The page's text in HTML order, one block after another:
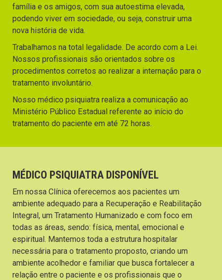
família e os amigos, com sua autoestima elevada,
podendo viver em sociedade, ou seja, construir uma
nova história de vida.
Trabalhamos na total legalidade. De acordo com a Lei.
Nossos profissionais são orientados sobre os
procedimentos corretos ao realizar a internação para o
tratamento involuntário.
Nosso médico psiquiatra realiza a comunicação ao
Ministério Público Estadual referente ao início do
tratamento do paciente em até 72 horas.
MÉDICO PSIQUIATRA DISPONÍVEL
Em nossa Clínica oferecemos aos pacientes um
ambiente adequado para a Recuperação e Reabilitação
Integral, um Tratamento Humanizado e com foco em
todas as áreas, sendo: física, mental, emocional e
espiritual. Mantemos toda a estrutura hospitalar
necessária para o tratamento proposto, criando um
ambiente acolhedor e familiar que busca fortalecer a
relação entre o paciente e os profissionais que o